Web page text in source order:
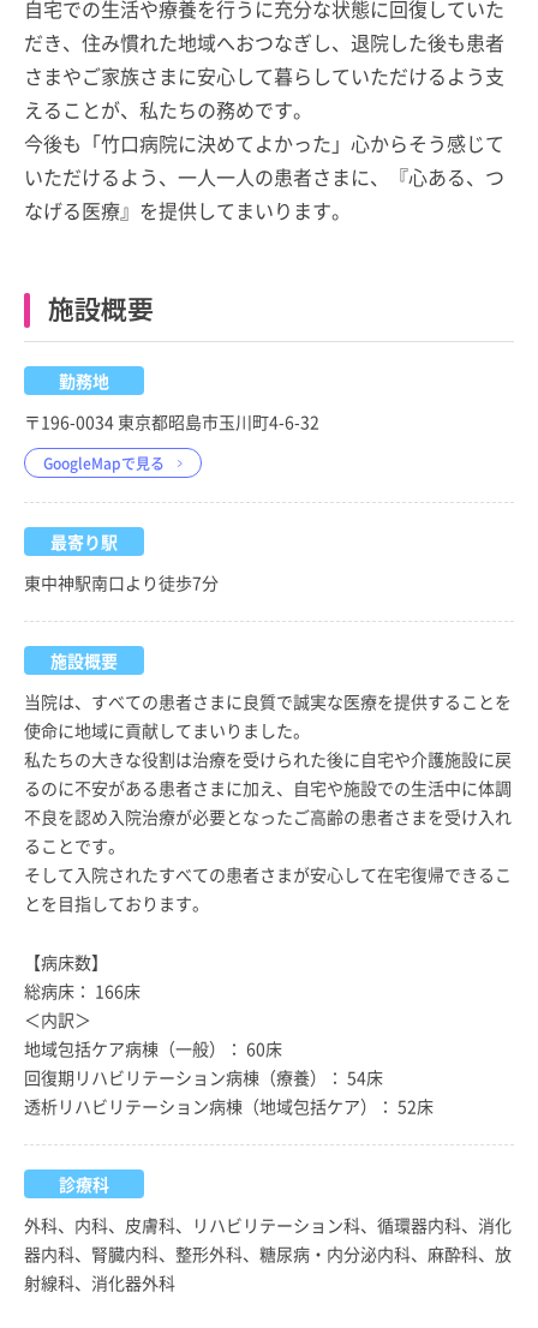
自宅での生活や療養を行うに充分な状態に回復していた
だき、住み慣れた地域へおつなぎし、退院した後も患者
さまやご家族さまに安心して暮らしていただけるよう支
えることが、私たちの務めです。
今後も「竹口病院に決めてよかった」心からそう感じて
いただけるよう、一人一人の患者さまに、『心ある、つ
なげる医療』を提供してまいります。
施設概要
勤務地
〒196-0034 東京都昭島市玉川町4-6-32
GoogleMapで見る
最寄り駅
東中神駅南口より徒歩7分
施設概要
当院は、すべての患者さまに良質で誠実な医療を提供することを
使命に地域に貢献してまいりました。
私たちの大きな役割は治療を受けられた後に自宅や介護施設に戻
るのに不安がある患者さまに加え、自宅や施設での生活中に体調
不良を認め入院治療が必要となったご高齢の患者さまを受け入れ
ることです。
そして入院されたすべての患者さまが安心して在宅復帰できるこ
とを目指しております。
【病床数】
総病床： 166床
＜内訳＞
地域包括ケア病棟（一般）： 60床
回復期リハビリテーション病棟（療養）： 54床
透析リハビリテーション病棟（地域包括ケア）： 52床
診療科
外科、内科、皮膚科、リハビリテーション科、循環器内科、消化
器内科、腎臓内科、整形外科、糖尿病・内分泌内科、麻酔科、放
射線科、消化器外科